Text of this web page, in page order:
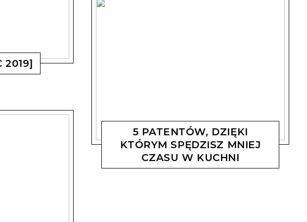
2019]
LIPCA, 2019
5 PATENTÓW, DZIĘKI
KTÓRYM SPĘDZISZ MNIEJ
CZASU W KUCHNI
MAGDALENA KOSTYSZYN 15 MAJA, 2019